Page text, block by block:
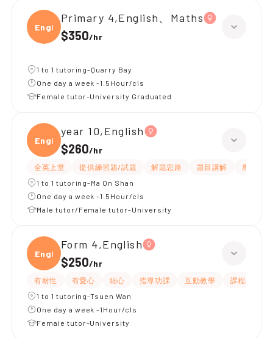
Engli
Primary 4,English、Maths
$350/hr
1 to 1 tutoring-Quarry Bay
One day a week -1.5Hour/cls
Female tutor-University Graduated
Engli
year 10,English
$260/hr
全英上堂 提供練習題/試題 解題思路 題目講解
應試策略
1 to 1 tutoring-Ma On Shan
One day a week -1.5Hour/cls
Male tutor/Female tutor-University
Engli
Form 4,English
$250/hr
有耐性 有愛心 細心 指導功課 互動教學
課程設計
1 to 1 tutoring-Tsuen Wan
One day a week -1Hour/cls
Female tutor-University